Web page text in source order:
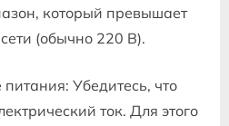
который превышает
(обычно 220 В).
Убедитесь, что
ток. Для этого